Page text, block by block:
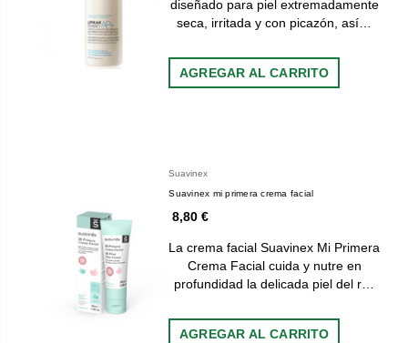
diseñado para piel extremadamente
seca, irritada y con picazón, así…
AGREGAR AL CARRITO
Suavinex
Suavinex mi primera crema facial
8,80 €
La crema facial Suavinex Mi Primera
Crema Facial cuida y nutre en
profundidad la delicada piel del r…
AGREGAR AL CARRITO